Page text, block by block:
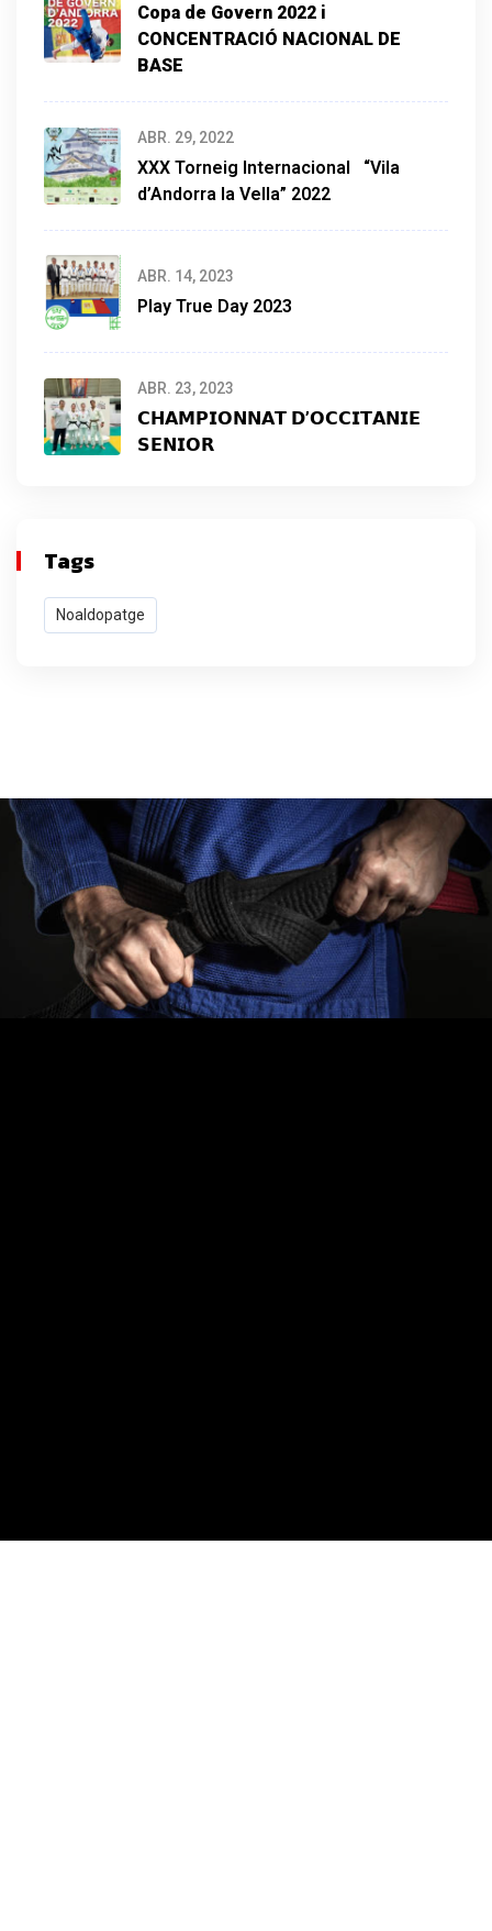
Copa de Govern 2022 i
CONCENTRACIÓ NACIONAL DE
BASE
ABR. 29, 2022
XXX Torneig Internacional “Vila
d’Andorra la Vella” 2022
ABR. 14, 2023
Play True Day 2023
ABR. 23, 2023
𝗖𝗛𝗔𝗠𝗣𝗜𝗢𝗡𝗡𝗔𝗧 𝗗’𝗢𝗖𝗖𝗜𝗧𝗔𝗡𝗜𝗘
𝗦𝗘𝗡𝗜𝗢𝗥
Tags
Noaldopatge